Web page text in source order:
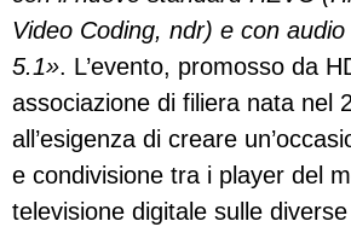
Video Coding, ndr) e con
5.1». L’evento, promosso da
associazione di filiera nata nel
all’esigenza di creare
e condivisione tra i player del
televisione digitale sulle